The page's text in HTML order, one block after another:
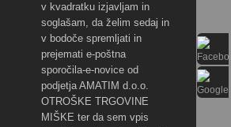
v kvadratku izjavljam in
soglašam, da želim sedaj in
v bodoče spremljati in
prejemati e-poštna
sporočila-e-novice od
podjetja AMATIM d.o.o.
OTROŠKE TRGOVINE
MIŠKE ter da sem vpis